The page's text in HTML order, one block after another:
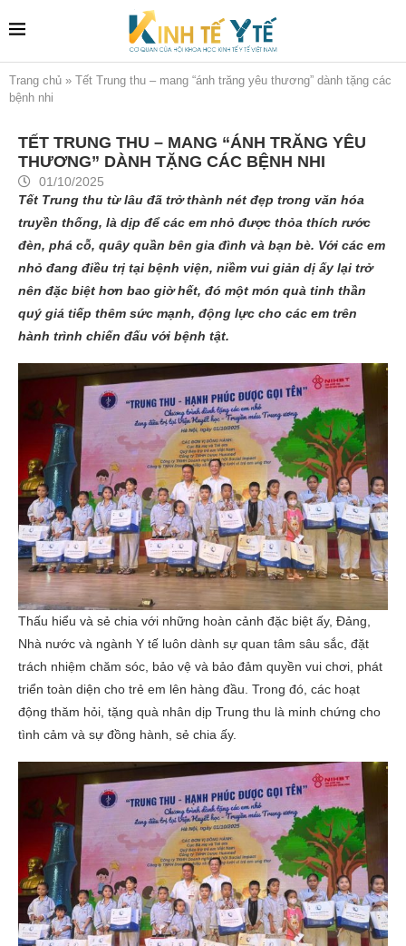
Trang chủ » Tết Trung thu – mang “ánh trăng yêu thương” dành tặng các
bệnh nhi
TẾT TRUNG THU – MANG “ÁNH TRĂNG YÊU
THƯƠNG” DÀNH TẶNG CÁC BỆNH NHI
01/10/2025
Tết Trung thu từ lâu đã trở thành nét đẹp trong văn hóa
truyền thống, là dịp để các em nhỏ được thỏa thích rước
đèn, phá cỗ, quây quần bên gia đình và bạn bè. Với các em
nhỏ đang điều trị tại bệnh viện, niềm vui giản dị ấy lại trở
nên đặc biệt hơn bao giờ hết, đó một món quà tinh thần
quý giá tiếp thêm sức mạnh, động lực cho các em trên
hành trình chiến đấu với bệnh tật.
Thấu hiểu và sẻ chia với những hoàn cảnh đặc biệt ấy, Đảng,
Nhà nước và ngành Y tế luôn dành sự quan tâm sâu sắc, đặt
trách nhiệm chăm sóc, bảo vệ và bảo đảm quyền vui chơi, phát
triển toàn diện cho trẻ em lên hàng đầu. Trong đó, các hoạt
động thăm hỏi, tặng quà nhân dịp Trung thu là minh chứng cho
tình cảm và sự đồng hành, sẻ chia ấy.